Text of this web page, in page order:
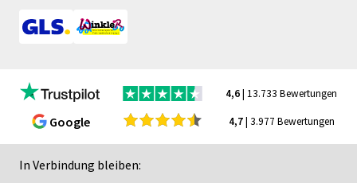
4,6| 13.733 Bewertungen
Google 4,7| 3.977 Bewertungen
In Verbindung bleiben: